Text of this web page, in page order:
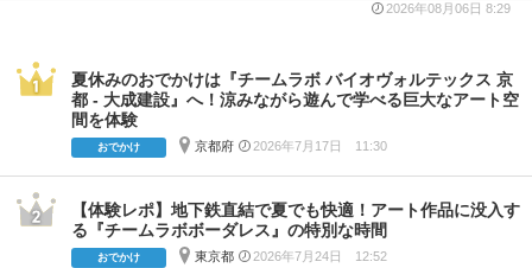
2026年08月06日 8:29
夏休みのおでかけは『チームラボ バイオヴォルテックス 京
都 - 大成建設』へ！涼みながら遊んで学べる巨大なアート空
間を体験
おでかけ 京都府 2026年7月17日 11:30
【体験レポ】地下鉄直結で夏でも快適！アート作品に没入す
る『チームラボボーダレス』の特別な時間
おでかけ 東京都 2026年7月24日 12:52